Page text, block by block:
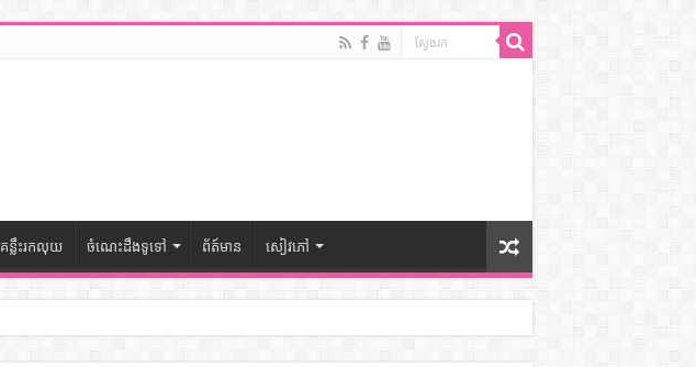
គន្លឹះរកលុយ ចំណេះដឹងទូទៅ ព័ត៍មាន សៀវភៅ